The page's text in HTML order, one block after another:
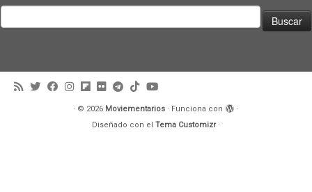
· © 2026 Moviementarios · Funciona con
·
Diseñado con el Tema Customizr·